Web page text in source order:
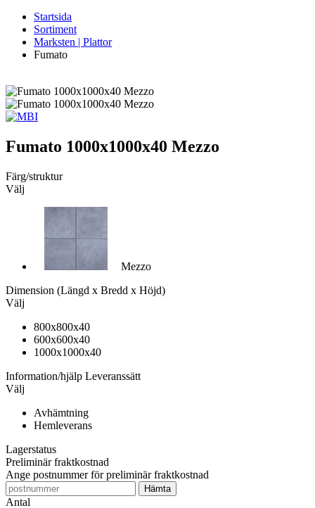
Startsida
Sortiment
Marksten | Plattor
Fumato
Fumato 1000x1000x40 Mezzo
Färg/struktur
Välj
Mezzo
Dimension (Längd x Bredd x Höjd)
Välj
800x800x40
600x600x40
1000x1000x40
Information/hjälp Leveranssätt
Välj
Avhämtning
Hemleverans
Lagerstatus
Preliminär fraktkostnad
Ange postnummer för preliminär fraktkostnad
Antal